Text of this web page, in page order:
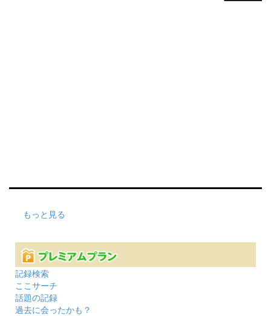
もっと見る
記録検索
ここサーチ
話題の記録
過去に会ったかも？